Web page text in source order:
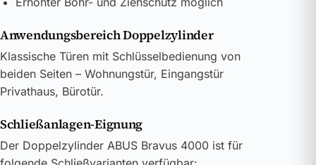
Anwendungsbereich Doppelzylinder
Klassische Türen mit Schlüsselbedienung von
beiden Seiten – Wohnungstür, Eingangstür
Privathaus, Bürotür.
Schließanlagen-Eignung
Der Doppelzylinder ABUS Bravus 4000 ist für